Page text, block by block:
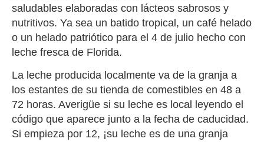
saludables elaboradas con lácteos sabrosos y
nutritivos. Ya sea un batido tropical, un café helado
o un helado patriótico para el 4 de julio hecho con
leche fresca de Florida.
La leche producida localmente va de la granja a
los estantes de su tienda de comestibles en 48 a
72 horas. Averigüe si su leche es local leyendo el
código que aparece junto a la fecha de caducidad.
Si empieza por 12, ¡su leche es de una granja